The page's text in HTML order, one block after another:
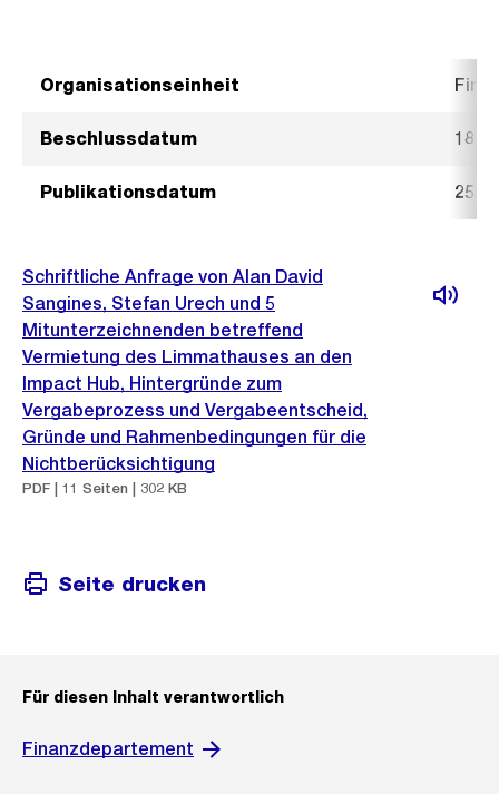
Organisationseinheit
Beschlussdatum 18.
Publikationsdatum 25.
Schriftliche Anfrage von Alan David
Sangines, Stefan Urech und 5
Mitunterzeichnenden betreffend
Vermietung des Limmathauses an den
Impact Hub, Hintergründe zum
Vergabeprozess und Vergabeentscheid,
Gründe und Rahmenbedingungen für die
Nichtberücksichtigung
PDF | 11 Seiten | 302 KB
Seite drucken
Für diesen Inhalt verantwortlich
Finanzdepartement